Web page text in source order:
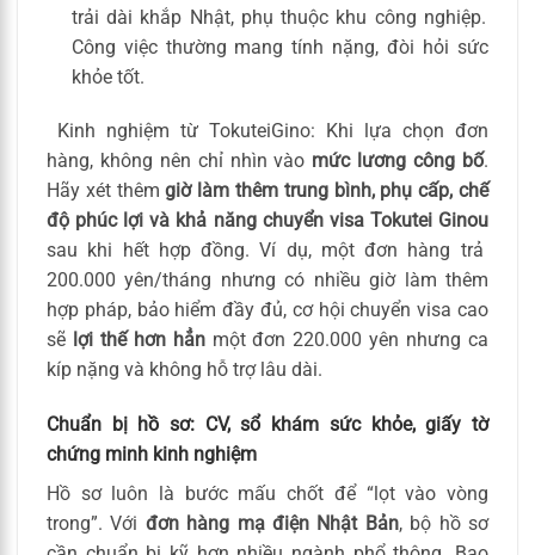
trải dài khắp Nhật, phụ thuộc khu công nghiệp.
Công việc thường mang tính nặng, đòi hỏi sức
khỏe tốt.
Kinh nghiệm từ TokuteiGino: Khi lựa chọn đơn
hàng, không nên chỉ nhìn vào mức lương công bố.
Hãy xét thêmgiờ làm thêm trung bình, phụ cấp, chế
độ phúc lợi và khả năng chuyển visa Tokutei Ginou
sau khi hết hợp đồng. Ví dụ, một đơn hàng trả
200.000 yên/tháng nhưng có nhiều giờ làm thêm
hợp pháp, bảo hiểm đầy đủ, cơ hội chuyển visa cao
sẽ lợi thế hơn hẳnmột đơn 220.000 yên nhưng ca
kíp nặng và không hỗ trợ lâu dài.
Chuẩn bị hồ sơ: CV, sổ khám sức khỏe, giấy tờ
chứng minh kinh nghiệm
Hồ sơ luôn là bước mấu chốt để “lọt vào vòng
trong”. Với đơn hàng mạ điện Nhật Bản, bộ hồ sơ